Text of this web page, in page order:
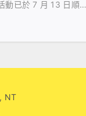
動已於 7 月 13 日順
NT